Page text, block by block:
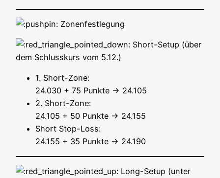
Zonenfestlegung
Short-Set­up (über
dem Schluss­kurs vom 5.12.)
1. Short-Zone:
24.030 + 75 Punk­te → 24.105
2. Short-Zone:
24.105 + 50 Punk­te → 24.155
Short Stop-Loss:
24.155 + 35 Punk­te → 24.190
Long-Set­up (unter